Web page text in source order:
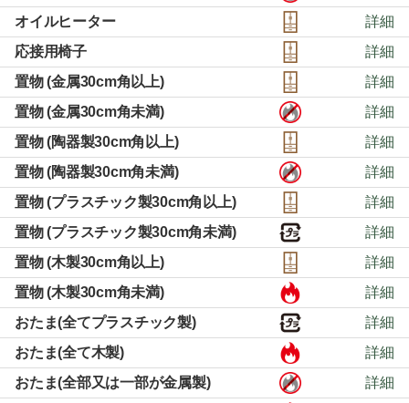
オイルヒーター
詳細
応接用椅子
詳細
置物 (金属30cm角以上)
詳細
置物 (金属30cm角未満)
詳細
置物 (陶器製30cm角以上)
詳細
置物 (陶器製30cm角未満)
詳細
置物 (プラスチック製30cm角以上)
詳細
置物 (プラスチック製30cm角未満)
詳細
置物 (木製30cm角以上)
詳細
置物 (木製30cm角未満)
詳細
おたま(全てプラスチック製)
詳細
おたま(全て木製)
詳細
おたま(全部又は一部が金属製)
詳細